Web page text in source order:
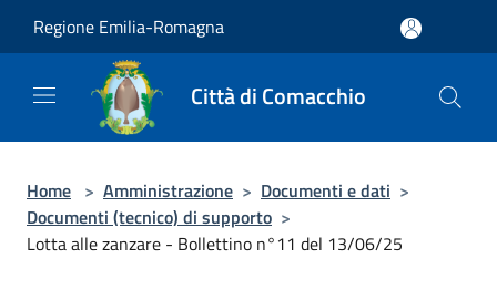
Regione Emilia-Romagna
Città di Comacchio
Home > Amministrazione > Documenti e dati >
Documenti (tecnico) di supporto >
Lotta alle zanzare - Bollettino n°11 del 13/06/25